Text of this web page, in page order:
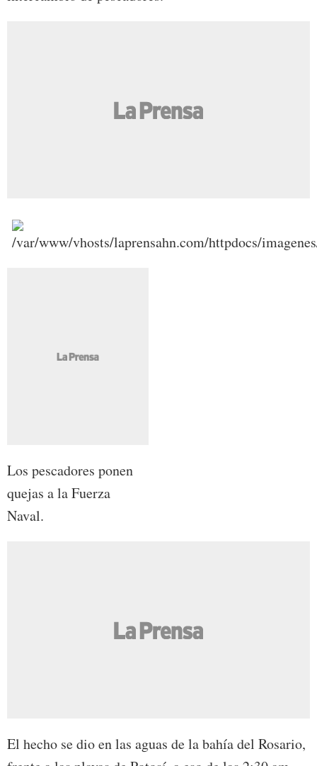
Los pescadores ponen
quejas a la Fuerza
Naval.
El hecho se dio en las aguas de la bahía del Rosario,